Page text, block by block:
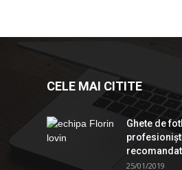
CELE MAI CITITE
Ghete de
25/01/2019